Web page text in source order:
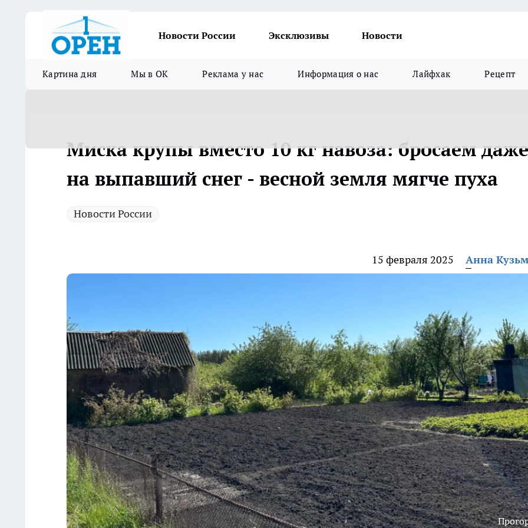
Новости России Эксклюзивы Новости
Картина дня Мы в ОК Реклама у нас Информация о нас Лайфхак Рецепт
Миска крупы вместо 10 кг навоза: бросаем даже
на выпавший снег - весной земля мягче пуха
Новости России
15 февраля 2025 Анна